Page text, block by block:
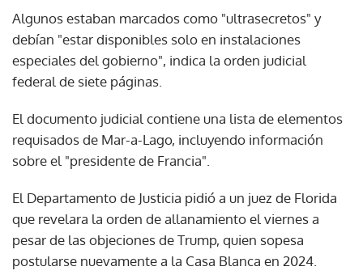
Algunos estaban marcados como "ultrasecretos" y
debían "estar disponibles solo en instalaciones
especiales del gobierno", indica la orden judicial
federal de siete páginas.
El documento judicial contiene una lista de elementos
requisados de Mar-a-Lago, incluyendo información
sobre el "presidente de Francia".
El Departamento de Justicia pidió a un juez de Florida
que revelara la orden de allanamiento el viernes a
pesar de las objeciones de Trump, quien sopesa
postularse nuevamente a la Casa Blanca en 2024.